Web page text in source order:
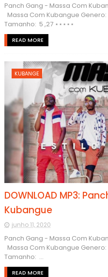
Panch Gang - Massa Com
Massa Com Kubangue
Tamanho: 5 ,27 ⋆⋆⋆⋆⋆
READ MORE
KUBANGE
DOWNLOAD MP3:
Kubangue
junho 11, 2020
Panch Gang - Massa Com
Massa Com Kubangue
Tamanho: ...
READ MORE